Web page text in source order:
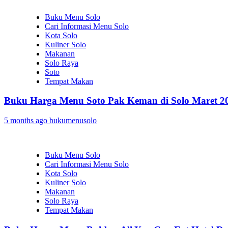
Buku Menu Solo
Cari Informasi Menu Solo
Kota Solo
Kuliner Solo
Makanan
Solo Raya
Soto
Tempat Makan
Buku Harga Menu Soto Pak Keman di Solo Maret
5 months ago bukumenusolo
Buku Menu Solo
Cari Informasi Menu Solo
Kota Solo
Kuliner Solo
Makanan
Solo Raya
Tempat Makan